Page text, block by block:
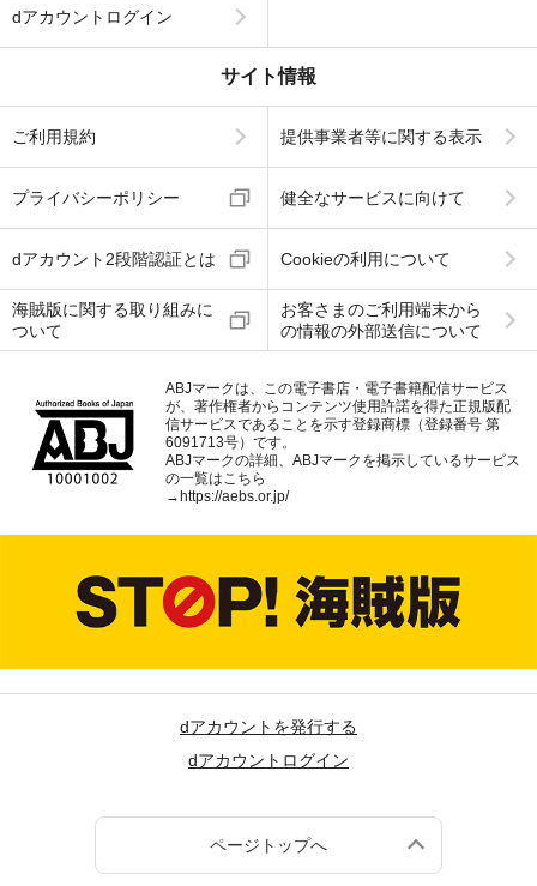
dアカウントログイン
サイト情報
ご利用規約 提供事業者等に関する表示
プライバシーポリシー 健全なサービスに向けて
dアカウント2段階認証とは Cookieの利用について
海賊版に関する取り組みに
ついて
お客さまのご利用端末から
の情報の外部送信について
ABJマークは、この電子書店・電子書籍配信サービス
が、著作権者からコンテンツ使用許諾を得た正規版配
信サービスであることを示す登録商標（登録番号 第
6091713号）です。
ABJマークの詳細、ABJマークを掲示しているサービス
の一覧はこちら
→https://aebs.or.jp/
dアカウントを発行する
dアカウントログイン
ページトップへ